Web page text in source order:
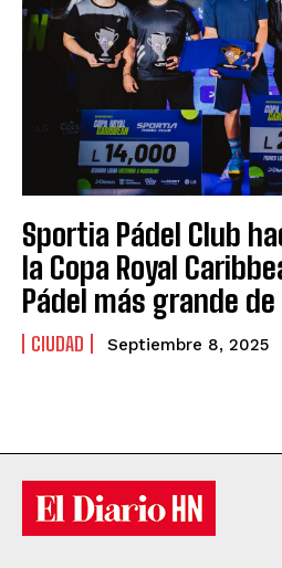
Sportia Pádel Club
la Copa Royal
Pádel más grande
CIUDAD Septiembre 8, 2025